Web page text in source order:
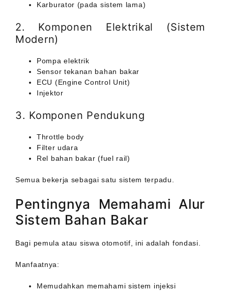
Karburator (pada sistem lama)
2. Komponen Elektrikal (Sistem
Modern)
Pompa elektrik
Sensor tekanan bahan bakar
ECU (Engine Control Unit)
Injektor
3. Komponen Pendukung
Throttle body
Filter udara
Rel bahan bakar (fuel rail)
Semua bekerja sebagai satu sistem terpadu.
Pentingnya Memahami Alur
Sistem Bahan Bakar
Bagi pemula atau siswa otomotif, ini adalah fondasi.
Manfaatnya:
Memudahkan memahami sistem injeksi